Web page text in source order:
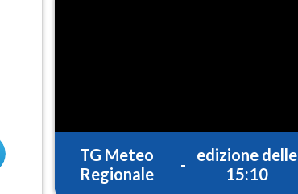
TG Meteo
Regionale
-
edizione delle
15:10